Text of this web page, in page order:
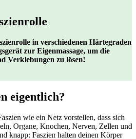
in verschiedenen Härtegraden
zur Eigenmassage, um die
Verklebungen zu lösen!
eigentlich?
wie ein Netz vorstellen, dass sich
Organe, Knochen, Nerven, Zellen und
knapp: Faszien halten deinen Körper